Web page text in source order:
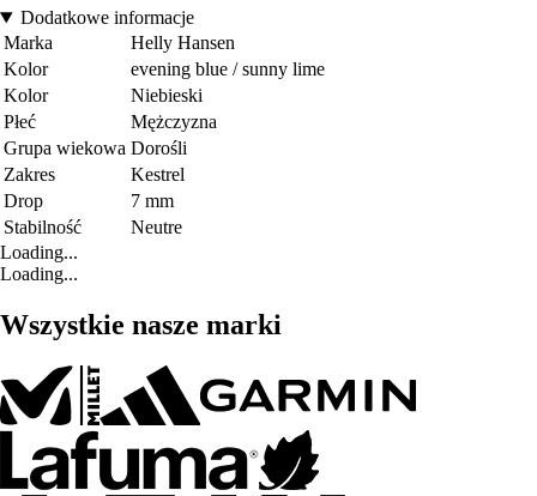
Dodatkowe informacje
Marka
Helly Hansen
Kolor
evening blue / sunny lime
Kolor
Niebieski
Płeć
Mężczyzna
Grupa wiekowa Dorośli
Zakres
Kestrel
Drop
7 mm
Stabilność
Neutre
Loading...
Loading...
Wszystkie nasze marki